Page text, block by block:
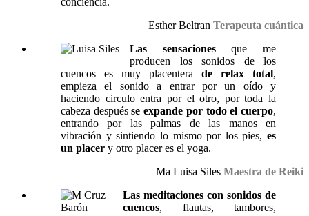
Esther Beltran Terapeuta cuántica
Las sensacionesque me
producen los sonidos de los
cuencos es muy placentera de relax total,
empieza el sonido a entrar por un oído y
haciendo circulo entra por el otro, por toda la
cabeza despuésse expande por todo el cuerpo,
entrando por las palmas de las manos en
vibración y sintiendo lo mismo por los pies, es
un placer y otro placer es el yoga.
Ma Luisa Siles Maestra de Reiki
Las meditaciones con sonidos de
cuencos, flautas, tambores,